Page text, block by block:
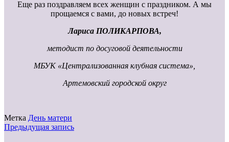
Еще раз поздравляем всех женщин с праздником. А мы
прощаемся с вами, до новых встреч!
Лариса ПОЛИКАРПОВА,
методист по досуговой деятельности
МБУК «Централизованная клубная система»,
Артемовский городской округ
Метка День матери
Предыдущая запись